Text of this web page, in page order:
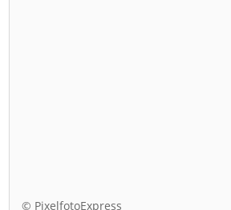
© PixelfotoExpress